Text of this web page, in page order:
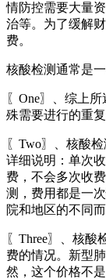
情防控需要大量
治等。为了缓解
费。
核酸检测通常是
〖One〗、综上
殊需要进行的重
〖Two〗、核酸
详细说明：单次
费，不会多次收
测，费用都是一
院和地区的不同
〖Three〗、核
费的情况。新型
然，这个价格不